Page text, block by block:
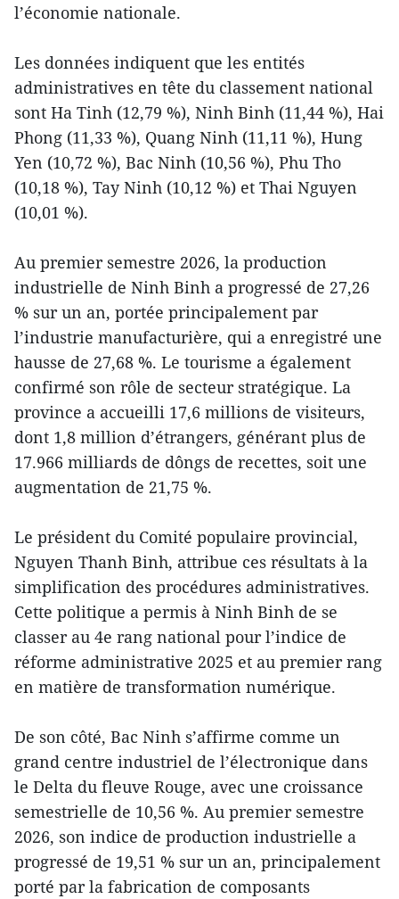
l’économie nationale.
Les données indiquent que les entités
administratives en tête du classement national
sont Ha Tinh (12,79 %), Ninh Binh (11,44 %), Hai
Phong (11,33 %), Quang Ninh (11,11 %), Hung
Yen (10,72 %), Bac Ninh (10,56 %), Phu Tho
(10,18 %), Tay Ninh (10,12 %) et Thai Nguyen
(10,01 %).
Au premier semestre 2026, la production
industrielle de Ninh Binh a progressé de 27,26
% sur un an, portée principalement par
l’industrie manufacturière, qui a enregistré une
hausse de 27,68 %. Le tourisme a également
confirmé son rôle de secteur stratégique. La
province a accueilli 17,6 millions de visiteurs,
dont 1,8 million d’étrangers, générant plus de
17.966 milliards de dôngs de recettes, soit une
augmentation de 21,75 %.
Le président du Comité populaire provincial,
Nguyen Thanh Binh, attribue ces résultats à la
simplification des procédures administratives.
Cette politique a permis à Ninh Binh de se
classer au 4e rang national pour l’indice de
réforme administrative 2025 et au premier rang
en matière de transformation numérique.
De son côté, Bac Ninh s’affirme comme un
grand centre industriel de l’électronique dans
le Delta du fleuve Rouge, avec une croissance
semestrielle de 10,56 %. Au premier semestre
2026, son indice de production industrielle a
progressé de 19,51 % sur un an, principalement
porté par la fabrication de composants